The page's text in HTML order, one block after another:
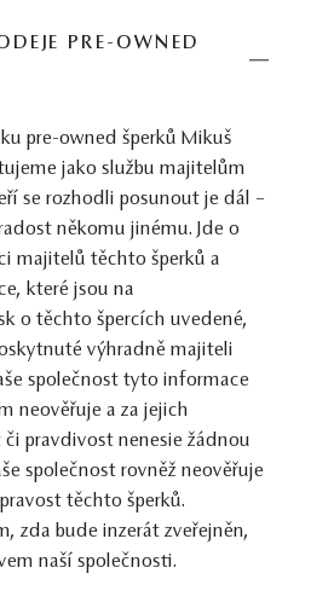
PRE-OWNED
pre-owned šperků Mikuš
jako službu majitelům
se rozhodli posunout je dál –
někomu jinému. Jde o
majitelů těchto šperků a
které jsou na
o těchto špercích uvedené,
výhradně majiteli
společnost tyto informace
neověřuje a za jejich
pravdivost nenesie žádnou
společnost rovněž neověřuje
těchto šperků.
zda bude inzerát zveřejněn,
naší společnosti.